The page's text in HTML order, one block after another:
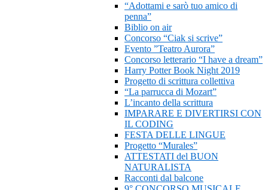
“Adottami e sarò tuo amico di
penna”
Biblio on air
Concorso “Ciak si scrive”
Evento ”Teatro Aurora”
Concorso letterario “I have a dream”
Harry Potter Book Night 2019
Progetto di scrittura collettiva
“La parrucca di Mozart”
L’incanto della scrittura
IMPARARE E DIVERTIRSI CON
IL CODING
FESTA DELLE LINGUE
Progetto “Murales”
ATTESTATI del BUON
NATURALISTA
Racconti dal balcone